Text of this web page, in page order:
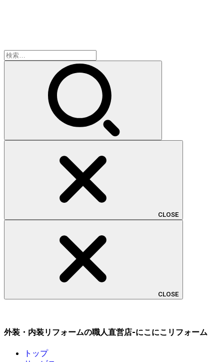
検
索:
CLOSE
CLOSE
外装・内装リフォームの職人直営店-にこにこリフォーム
トップ